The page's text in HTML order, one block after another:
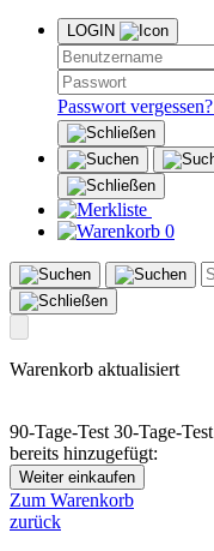
LOGIN
Passwort vergessen?
0
Warenkorb aktualisiert
90-Tage-Test 30-Tage-Test
bereits hinzugefügt:
Weiter einkaufen
Zum Warenkorb
zurück